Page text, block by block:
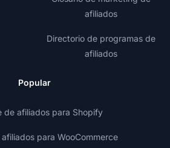
afiliados
Directorio de programas de
afiliados
Popular
de afiliados para Shopify
para WooCommerce